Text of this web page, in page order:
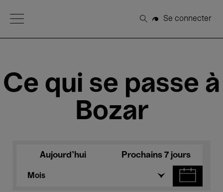
Open Menu
Rechercher
Se connecter
Ce qui se passe à
Bozar
Aujourd'hui Prochains 7 jours
Mois